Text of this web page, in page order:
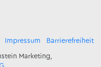
Impressum Barrierefreiheit
Marketing,